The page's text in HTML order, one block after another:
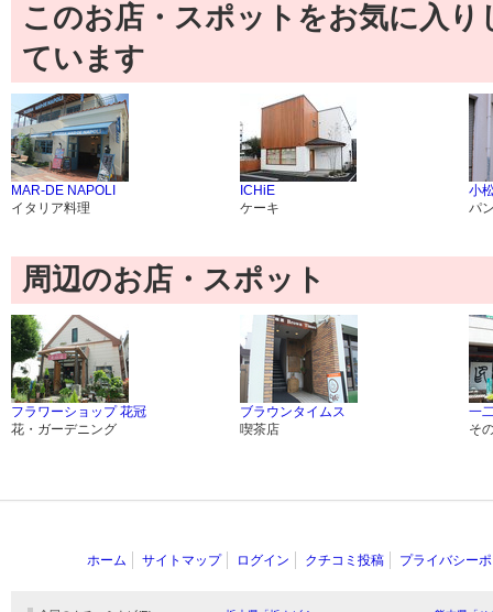
このお店・スポットをお気に入
ています
MAR-DE NAPOLI
イタリア料理
ICHiE
ケーキ
小
パ
周辺のお店・スポット
フラワーショップ 花冠
花・ガーデニング
ブラウンタイムス
喫茶店
一
そ
ホーム サイトマップ ログイン クチコミ投稿 プライバシー